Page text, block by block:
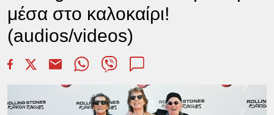
μέσα στο καλοκαίρι!
(audios/videos)